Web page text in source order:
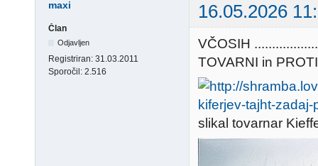
maxi 16.05.2026
Član
Odjavljen
Registriran: 31.03.2011
Sporočil: 2.516
VČOSIH
TOVARNI in
slikal tovarnar